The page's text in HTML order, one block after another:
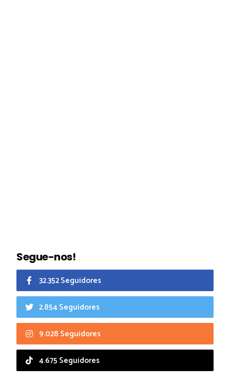
Segue-nos!
32.352 Seguidores
2.854 Seguidores
9.028 Seguidores
4.675 Seguidores